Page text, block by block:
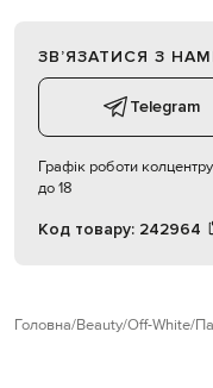
ЗВʼЯЗАТИСЯ З
Telegram
Графік роботи
до 18
Код товару: 242964
Головна Beauty Off-White